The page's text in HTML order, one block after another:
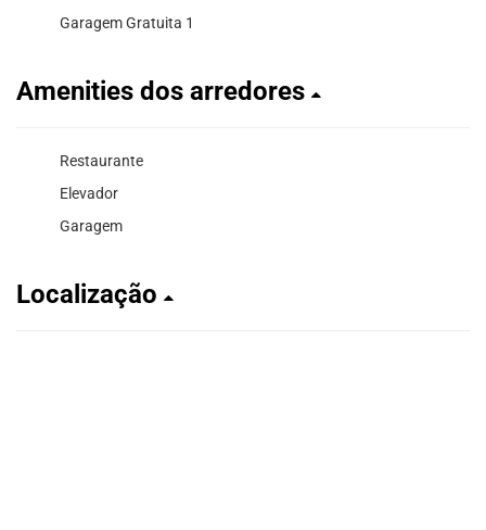
Garagem Gratuita 1
Amenities dos arredores
Restaurante
Elevador
Garagem
Localização